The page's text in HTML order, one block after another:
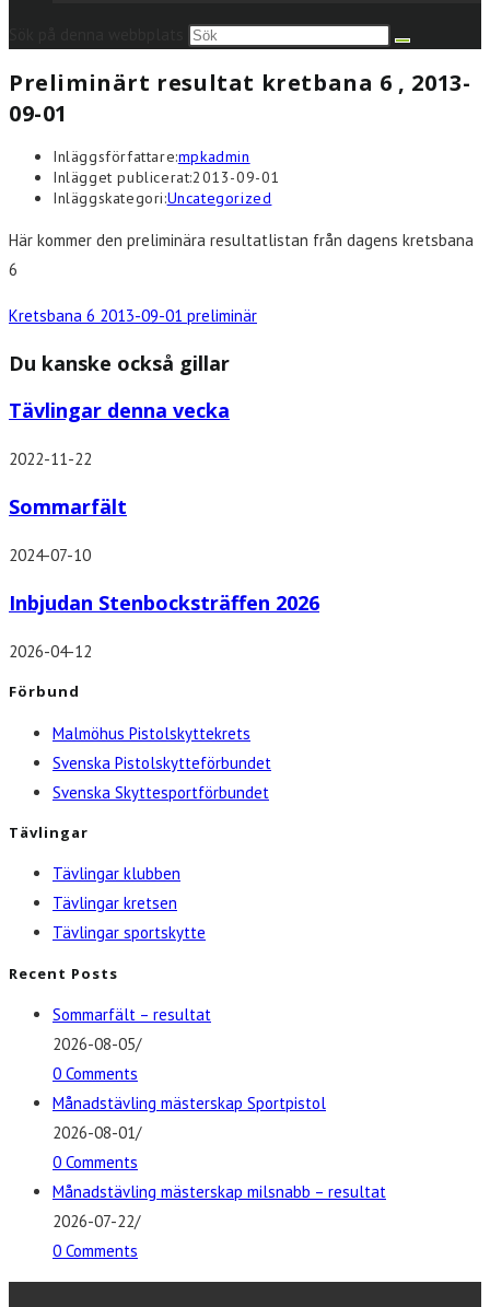
Preliminärt resultat kretbana 6 , 2013-
09-01
Inläggsförfattare:mpkadmin
Inlägget publicerat:2013-09-01
Inläggskategori:Uncategorized
Här kommer den preliminära resultatlistan från dagens kretsbana
6
Kretsbana 6 2013-09-01 preliminär
Du kanske också gillar
Tävlingar denna vecka
2022-11-22
Sommarfält
2024-07-10
Inbjudan Stenbocksträffen 2026
2026-04-12
Förbund
Malmöhus Pistolskyttekrets
Svenska Pistolskytteförbundet
Svenska Skyttesportförbundet
Tävlingar
Tävlingar klubben
Tävlingar kretsen
Tävlingar sportskytte
Recent Posts
Sommarfält – resultat
2026-08-05/
0 Comments
Månadstävling mästerskap Sportpistol
2026-08-01/
0 Comments
Månadstävling mästerskap milsnabb – resultat
2026-07-22/
0 Comments